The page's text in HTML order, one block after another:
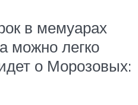
в мемуарах
можно легко
о Морозовых: